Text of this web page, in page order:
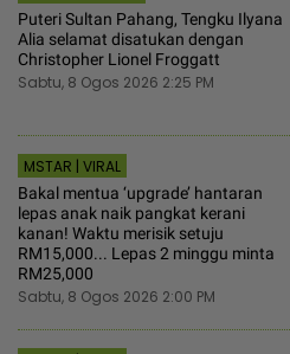
Puteri Sultan Pahang, Tengku Ilyana
Alia selamat disatukan dengan
Christopher Lionel Froggatt
Sabtu, 8 Ogos 2026 2:25 PM
MSTAR | VIRAL
Bakal mentua ‘upgrade’ hantaran
lepas anak naik pangkat kerani
kanan! Waktu merisik setuju
RM15,000... Lepas 2 minggu minta
RM25,000
Sabtu, 8 Ogos 2026 2:00 PM